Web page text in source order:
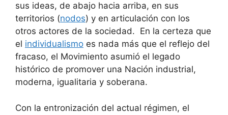
sus ideas, de abajo hacia arriba, en sus
territorios (nodos) y en articulación con los
otros actores de la sociedad. En la certeza que
el individualismo es nada más que el reflejo del
fracaso, el Movimiento asumió el legado
histórico de promover una Nación industrial,
moderna, igualitaria y soberana.
Con la entronización del actual régimen, el